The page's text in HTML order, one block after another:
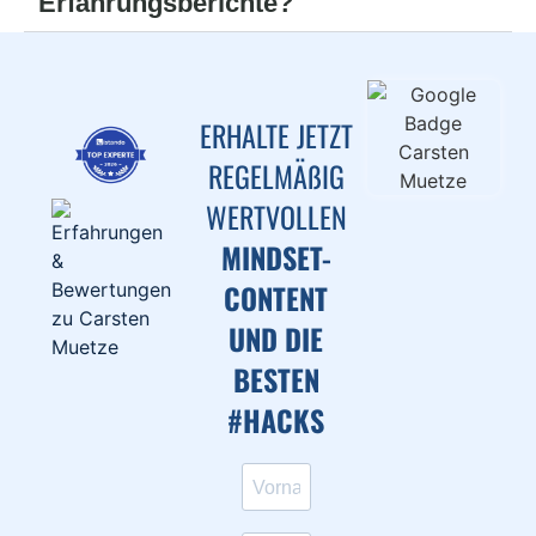
ERHALTE JETZT
REGELMÄßIG
WERTVOLLEN
MINDSET-
CONTENT
UND DIE
BESTEN
#HACKS